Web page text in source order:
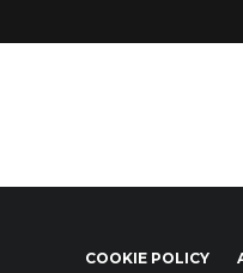
COOKIE POLICY